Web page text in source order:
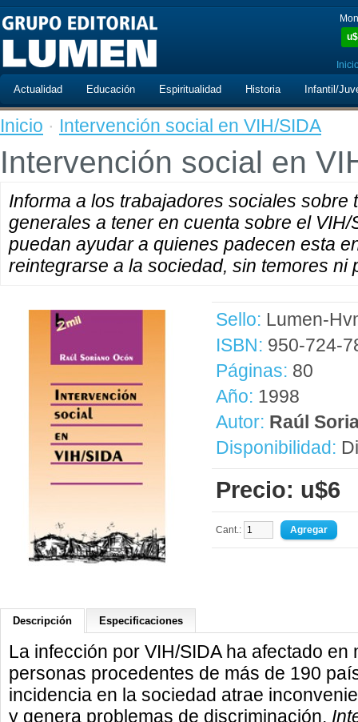
u$
Actualidad Educación Espiritualidad Historia Infantil/
Inicio · Intervención social en VIH/SIDA
Intervención social en
Informa a los trabajadores sociales sobre
generales a tener en cuenta sobre el
puedan ayudar a quienes padecen esta
reintegrarse a la sociedad, sin temores ni
Sello: Lumen-
ISBN: 950-724-
Páginas: 80
Año: 1998
Autor: Raúl
Disponibilidad:
Precio: u$6
Cant.:
Descripción Especificaciones
La infección por VIH/SIDA ha afectado
personas procedentes de más de 190
incidencia en la sociedad atrae
y genera problemas de discriminación.